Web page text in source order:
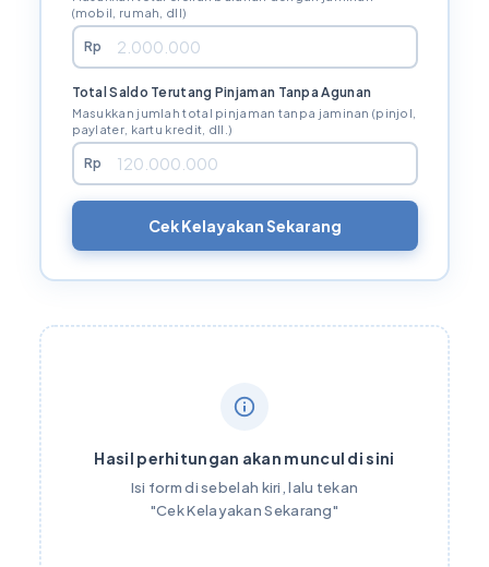
(mobil, rumah, dll)
Rp
Total Saldo Terutang Pinjaman Tanpa Agunan
Masukkan jumlah total pinjaman tanpa jaminan (pinjol,
paylater, kartu kredit, dll.)
Rp
Cek Kelayakan Sekarang
Hasil perhitungan akan muncul di sini
Isi form di sebelah kiri, lalu tekan
"Cek Kelayakan Sekarang"